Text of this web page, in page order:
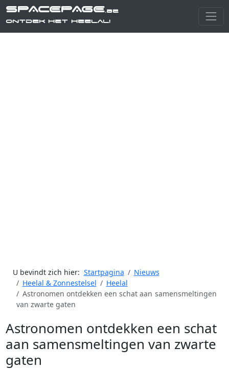
SPACEPAGE.be
Ontdek het heelal!
U bevindt zich hier: Startpagina
Nieuws
Heelal & Zonnestelsel
Heelal
Astronomen ontdekken een schat aan samensmeltingen
van zwarte gaten
Astronomen ontdekken een schat
aan samensmeltingen van zwarte
gaten